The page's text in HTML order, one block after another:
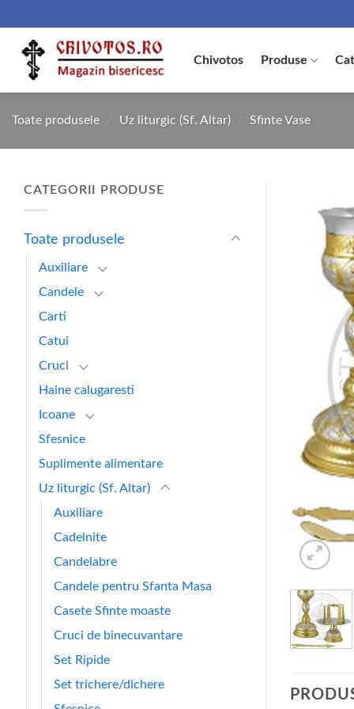
to
content
Chivotos Produse
Toate produsele / Uz liturgic (Sf. Altar) / Sfinte Vase
CATEGORII PRODUSE
Toate produsele
Auxiliare
Candele
Carti
Catui
Cruci
Haine calugaresti
Icoane
Sfesnice
Suplimente alimentare
Uz liturgic (Sf. Altar)
Auxiliare
Cadelnite
Candelabre
Candele pentru Sfanta Masa
Casete Sfinte moaste
Cruci de binecuvantare
Set Ripide
Set trichere/dichere